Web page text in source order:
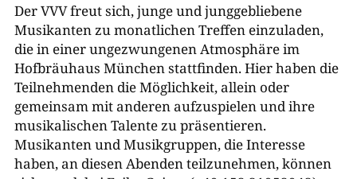
Der VVV freut sich, junge und junggebliebene
Musikanten zu monatlichen Treffen einzuladen,
die in einer ungezwungenen Atmosphäre im
Hofbräuhaus München stattfinden. Hier haben die
Teilnehmenden die Möglichkeit, allein oder
gemeinsam mit anderen aufzuspielen und ihre
musikalischen Talente zu präsentieren.
Musikanten und Musikgruppen, die Interesse
haben, an diesen Abenden teilzunehmen, können